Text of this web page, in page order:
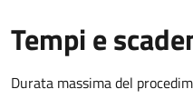
Tempi e
Durata massima del